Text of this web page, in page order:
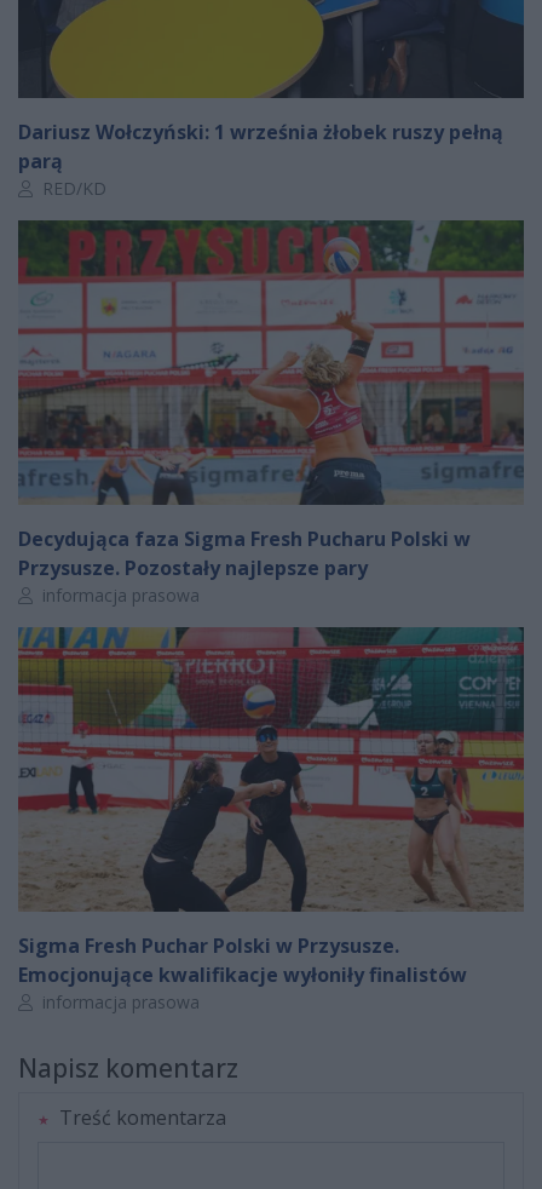
Dariusz Wołczyński: 1 września żłobek ruszy pełną
parą
Autor artykułu:
RED/KD
Decydująca faza Sigma Fresh Pucharu Polski w
Przysusze. Pozostały najlepsze pary
Autor artykułu:
informacja prasowa
Sigma Fresh Puchar Polski w Przysusze.
Emocjonujące kwalifikacje wyłoniły finalistów
Autor artykułu:
informacja prasowa
Napisz komentarz
Treść komentarza